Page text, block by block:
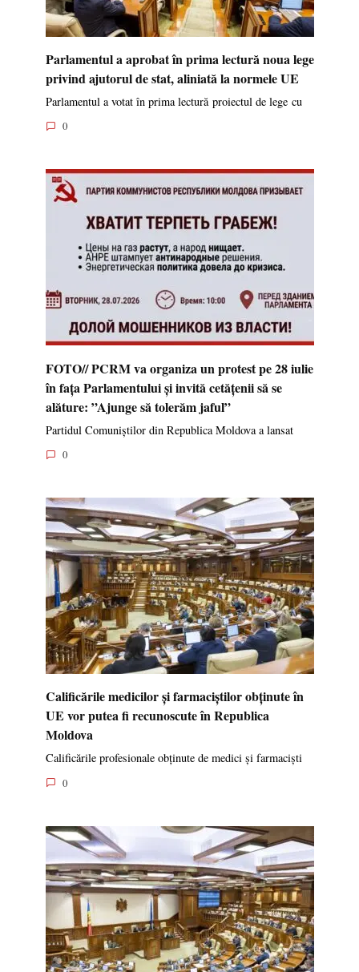
Parlamentul a aprobat în prima lectură noua lege
privind ajutorul de stat, aliniată la normele UE
Parlamentul a votat în prima lectură proiectul de lege cu
0
FOTO// PCRM va organiza un protest pe 28 iulie
în fața Parlamentului și invită cetățenii să se
alăture: ”Ajunge să tolerăm jaful”
Partidul Comuniștilor din Republica Moldova a lansat
0
Calificările medicilor și farmaciștilor obținute în
UE vor putea fi recunoscute în Republica
Moldova
Calificările profesionale obținute de medici și farmaciști
0